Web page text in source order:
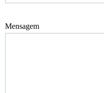
Mensagem